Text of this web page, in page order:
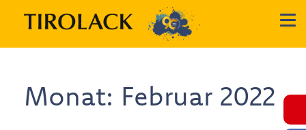
Monat: Februar 2022